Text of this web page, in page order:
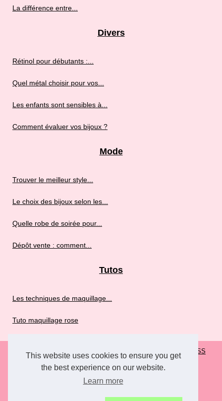
This website uses cookies to ensure you get
the best experience on our website.
Learn more
La différence entre...
Divers
Rétinol pour débutants :...
Quel métal choisir pour vos...
Les enfants sont sensibles à...
Comment évaluer vos bijoux ?
Mode
Trouver le meilleur style...
Le choix des bijoux selon les...
Quelle robe de soirée pour...
Dépôt vente : comment...
Tutos
Les techniques de maquillage...
Tuto maquillage rose
© 2026 Rosefroufrou.fr Plan de nos articles Cookies Policy RSS